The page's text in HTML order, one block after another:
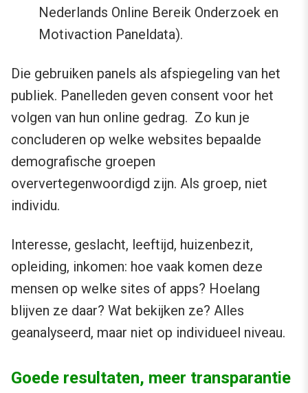
Nederlands Online Bereik Onderzoek en
Motivaction Paneldata).
Die gebruiken panels als afspiegeling van het
publiek. Panelleden geven consent voor het
volgen van hun online gedrag. Zo kun je
concluderen op welke websites bepaalde
demografische groepen
oververtegenwoordigd zijn. Als groep, niet
individu.
Interesse, geslacht, leeftijd, huizenbezit,
opleiding, inkomen: hoe vaak komen deze
mensen op welke sites of apps? Hoelang
blijven ze daar? Wat bekijken ze? Alles
geanalyseerd, maar niet op individueel niveau.
Goede resultaten, meer transparantie